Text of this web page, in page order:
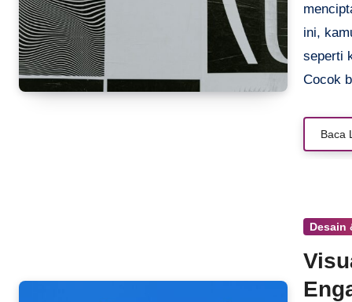
ini,
seperti
Cocok
saat
Baca
Desain